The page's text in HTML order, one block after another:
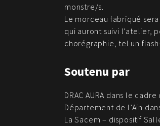
monstre/s.
Le morceau fabriqué
qui auront suivi l’atelier,
chorégraphie, tel un
Soutenu par
DRAC AURA dans le
Département de l’Ain
La Sacem – dispositif